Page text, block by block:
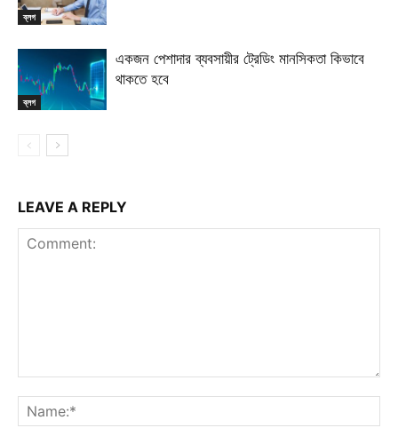
ব্লগ
ব্লগ
একজন পেশাদার ব্যবসায়ীর ট্রেডিং মানসিকতা কিভাবে
থাকতে হবে
LEAVE A REPLY